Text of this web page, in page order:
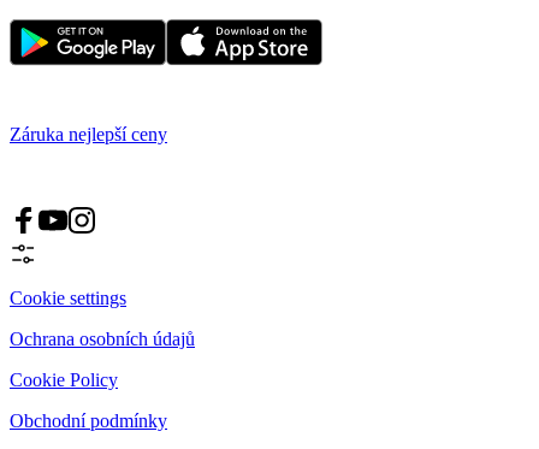
Záruka nejlepší ceny
Cookie settings
Ochrana osobních údajů
Cookie Policy
Obchodní podmínky